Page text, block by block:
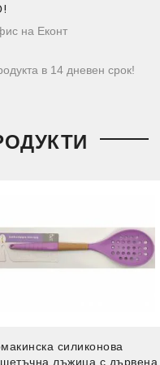
на Еконт
в 14 дневен срок!
силиконова